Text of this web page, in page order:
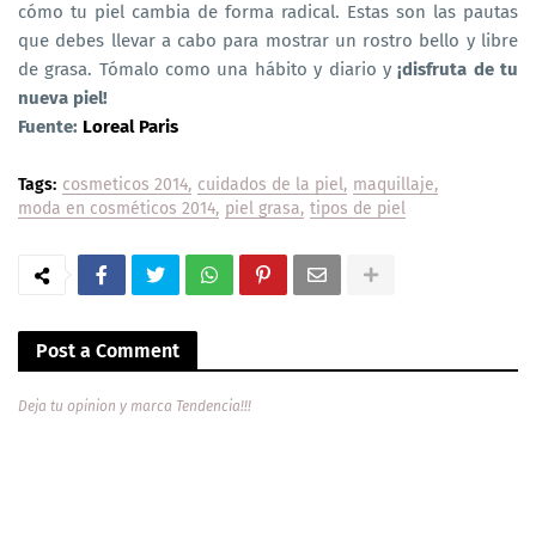
cómo tu piel cambia de forma radical. Estas son las pautas
que debes llevar a cabo para mostrar un rostro bello y libre
de grasa. Tómalo como una hábito y diario y¡disfruta de tu
nueva piel!
Fuente: Loreal Paris
Tags: cosmeticos 2014 cuidados de la piel maquillaje
moda en cosméticos 2014 piel grasa tipos de piel
Post a Comment
Deja tu opinion y marca Tendencia!!!